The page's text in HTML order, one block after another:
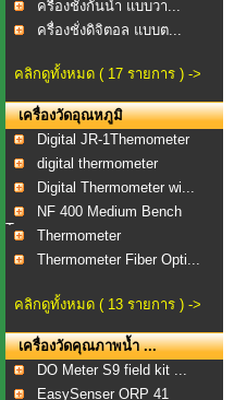
ครื่องชั่งกันน้ำ แบบวา...
ครื่องชั่งดิจิตอล แบบต...
คลิกดูทั้งหมด ( 17 รายการ ) ->
เครื่องวัดอุณหภูมิ
Digital JR-1Themometer
digital thermometer
Digital Thermometer wi...
NF 400 Medium Bench
To...
Thermometer
Thermometer Fiber Opti...
คลิกดูทั้งหมด ( 13 รายการ ) ->
เครื่องวัดคุณภาพน้ำ ...
DO Meter S9 field kit ...
EasySenser ORP 41